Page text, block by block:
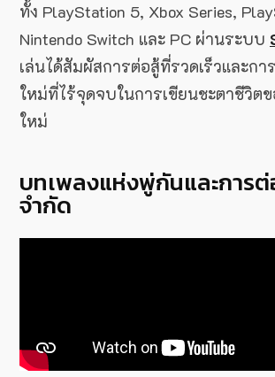
ทั้ง PlayStation 5, Xbox Series,
Nintendo Switch และ PC ผ่านระบบ
เล่นได้สัมผัสการต่อสู้ที่รวดเร็วและกา
ใหม่ที่ไร้จุดจบในการเขียนชะตาชีวิต
ใหม่
บทเพลงแห่งพู่กันและการ
จำกัด